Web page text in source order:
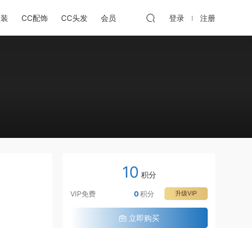
CC配饰 CC头发 会员 登录 注册
10 积分
VIP免费 升级VIP
0积分
立即购买